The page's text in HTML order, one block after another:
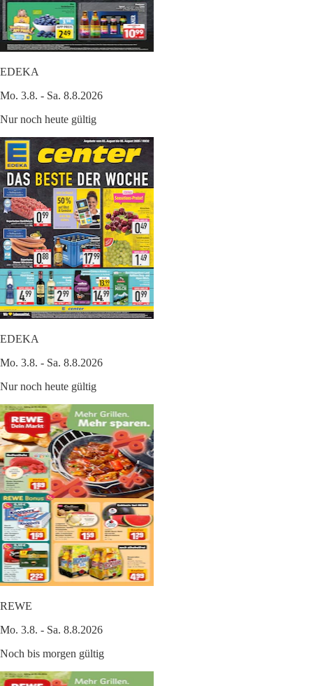
EDEKA
Mo. 3.8. - Sa. 8.8.2026
Nur noch heute gültig
EDEKA
Mo. 3.8. - Sa. 8.8.2026
Nur noch heute gültig
REWE
Mo. 3.8. - Sa. 8.8.2026
Noch bis morgen gültig